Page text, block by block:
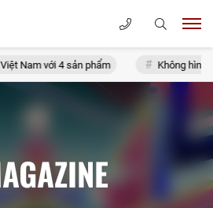
với 4 sản phẩm Không hình sự hóa